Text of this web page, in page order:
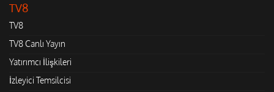
TV8
TV8
TV8 Canlı Yayın
Yatırımcı İlişkileri
İzleyici Temsilcisi